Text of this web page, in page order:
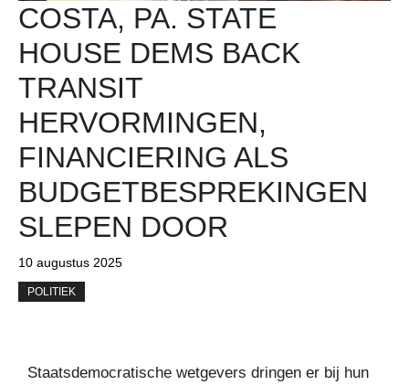
COSTA, PA. STATE
HOUSE DEMS BACK
TRANSIT
HERVORMINGEN,
FINANCIERING ALS
BUDGETBESPREKINGEN
SLEPEN DOOR
10 augustus 2025
POLITIEK
Staatsdemocratische wetgevers dringen er bij hun